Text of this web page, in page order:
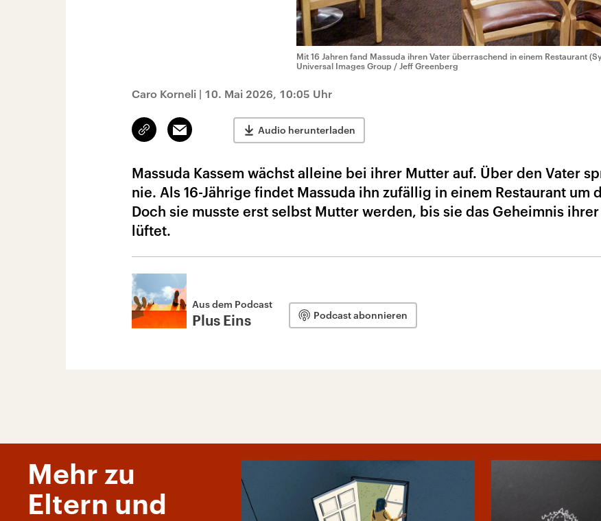
Mit 16 Jahren fand Massuda ihren Vater überraschend in einem Restaurant
Universal Images Group / Jeff Greenberg
Caro Korneli | 10. Mai 2026, 10:05 Uhr
Link
kopieren/teilen
Email Audio herunterladen
Massuda Kassem wächst alleine bei ihrer Mutter auf. Über den Vater
nie. Als 16-Jährige findet Massuda ihn zufällig in einem Restaurant um
Doch sie musste erst selbst Mutter werden, bis sie das Geheimnis
lüftet.
Aus dem Podcast
Plus Eins Podcast abonnieren
Mehr zu
Eltern und